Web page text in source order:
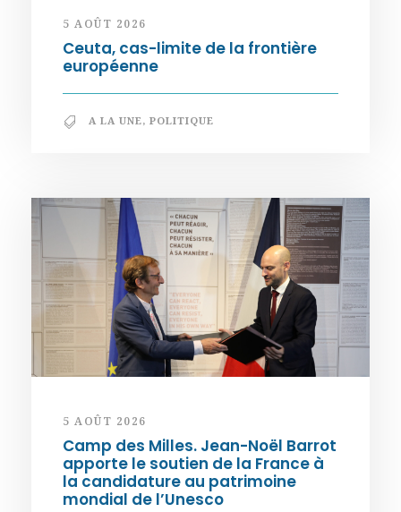
5 AOÛT 2026
Ceuta, cas-limite de la frontière
européenne
A LA UNE, POLITIQUE
5 AOÛT 2026
Camp des Milles. Jean-Noël Barrot
apporte le soutien de la France à
la candidature au patrimoine
mondial de l’Unesco